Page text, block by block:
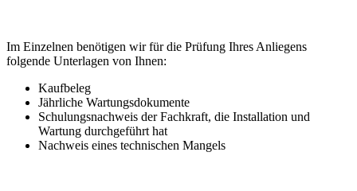
Im Einzelnen benötigen wir für die Prüfung Ihres Anliegens
folgende Unterlagen von Ihnen:
Kaufbeleg
Jährliche Wartungsdokumente
Schulungsnachweis der Fachkraft, die Installation und
Wartung durchgeführt hat
Nachweis eines technischen Mangels